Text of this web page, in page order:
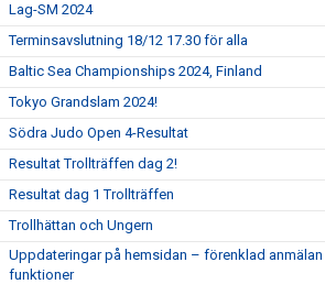
Lag-SM 2024
Terminsavslutning 18/12 17.30 för alla
Baltic Sea Championships 2024, Finland
Tokyo Grandslam 2024!
Södra Judo Open 4-Resultat
Resultat Trollträffen dag 2!
Resultat dag 1 Trollträffen
Trollhättan och Ungern
Uppdateringar på hemsidan – förenklad anmälan
funktioner